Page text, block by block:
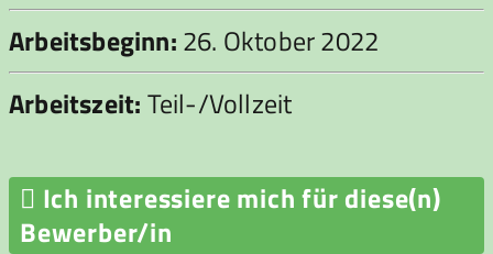
Arbeitsbeginn:26. Oktober 2022
Arbeitszeit:Teil-/Vollzeit
 Ich interessiere mich für diese(n)
Bewerber/in